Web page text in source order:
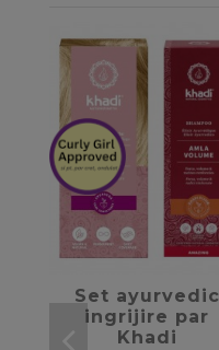
Set ayurvedic
ingrijire par
Khadi